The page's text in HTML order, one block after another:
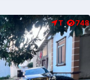
T 748